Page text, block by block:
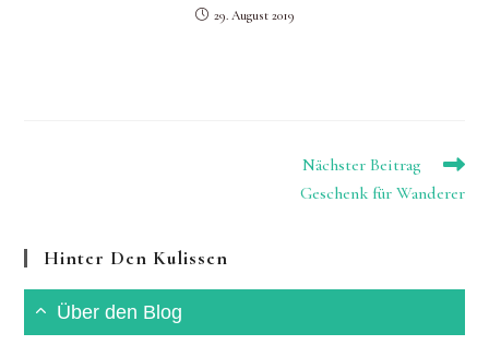
29. August 2019
Nächster Beitrag
Geschenk für Wanderer
Hinter Den Kulissen
Über den Blog